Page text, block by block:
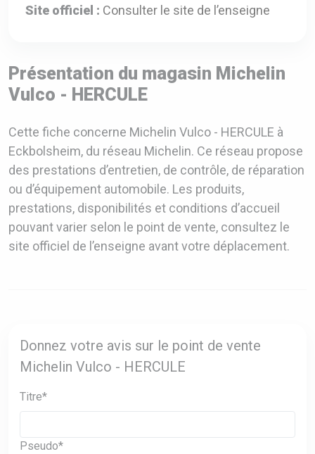
Site officiel : Consulter le site de l’enseigne
Présentation du magasin Michelin
Vulco - HERCULE
Cette fiche concerne Michelin Vulco - HERCULE à
Eckbolsheim, du réseau Michelin. Ce réseau propose
des prestations d’entretien, de contrôle, de réparation
ou d’équipement automobile. Les produits,
prestations, disponibilités et conditions d’accueil
pouvant varier selon le point de vente, consultez le
site officiel de l’enseigne avant votre déplacement.
Donnez votre avis sur le point de vente
Michelin Vulco - HERCULE
Titre*
Pseudo*